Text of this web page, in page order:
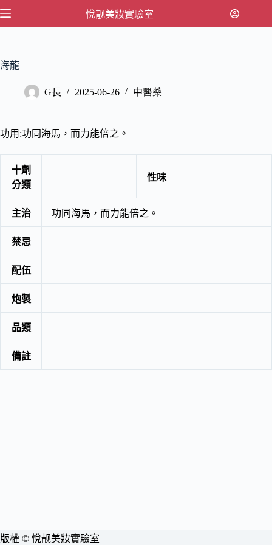
跳
內
悅靓美妝實驗室
海龍
G長 2025-06-26 中醫藥
功用:功同海馬，而力能倍之。
十劑
分類
性味
主治 功同海馬，而力能倍之。
禁忌
配伍
炮製
品類
備註
版權 © 悅靓美妝實驗室